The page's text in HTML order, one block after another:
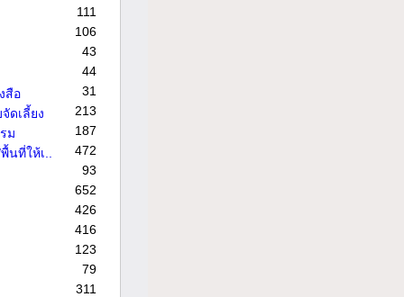
111
106
43
44
สือ
31
ดเลี้ยง
213
ม
187
ที่ให้เ..
472
93
652
426
416
123
79
311